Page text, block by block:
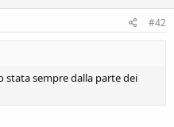
#42
stata sempre dalla parte dei